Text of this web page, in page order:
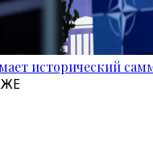
исторический